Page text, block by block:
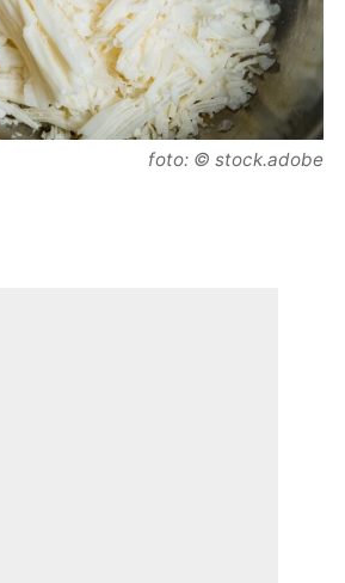
foto: © stock.adobe